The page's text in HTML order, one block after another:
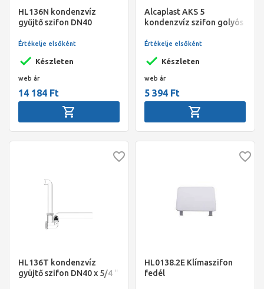
HL136N kondenzvíz
gyűjtő szifon DN40
Készleten
Értékelje elsőként
web ár
14 184 Ft
Alcaplast AKS 5
kondenzvíz szifon golyós
Készleten
Értékelje elsőként
web ár
5 394 Ft
HL136T kondenzvíz
gyüjtő szifon DN40 x 5/4 "
HL0138.2E Klímaszifon
fedél